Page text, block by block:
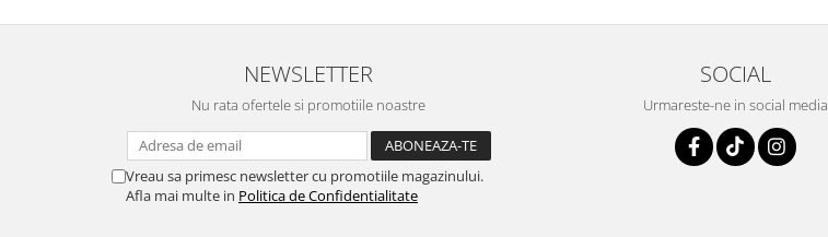
NEWSLETTER
Nu rata ofertele si promotiile noastre
Vreau sa primesc newsletter cu promotiile magazinului.
Afla mai multe in Politica de Confidentialitate
SOCIAL
Urmareste-ne in social media